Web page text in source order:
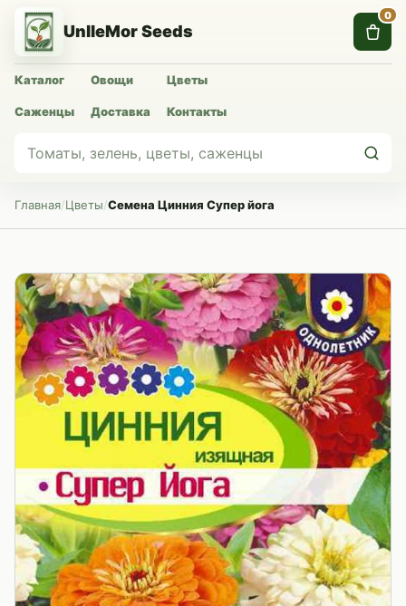
UnlleMor Seeds
Каталог Овощи Цветы
Саженцы Доставка Контакты
0
Главная/Цветы/Семена Цинния Супер йога